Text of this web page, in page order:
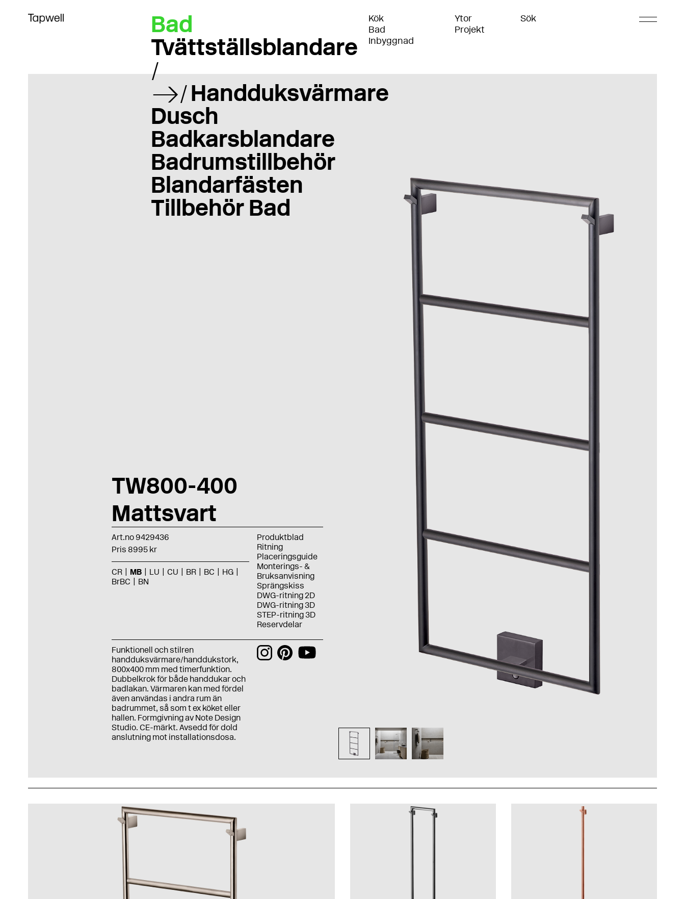
Bad
Tvättställsblandare
Handduksvärmare
Dusch
Badkarsblandare
Badrumstillbehör
Blandarfästen
Tillbehör Bad
Kök
Bad
Inbyggnad
Ytor
Projekt
Sök
TW800-400
Mattsvart
Art.no 9429436
Pris 8995 kr
CR MB LU CU BR BC
HG
BrBC
BN
Produktblad
Ritning
Placeringsguide
Monterings- &
Bruksanvisning
Sprängskiss
DWG-ritning 2D
DWG-ritning 3D
STEP-ritning 3D
Reservdelar
Funktionell och stilren
handduksvärmare/handdukstork,
800x400 mm med timerfunktion.
Dubbelkrok för både handdukar och
badlakan. Värmaren kan med fördel
även användas i andra rum än
badrummet, så som t ex köket eller
hallen. Formgivning av Note Design
Studio. CE-märkt. Avsedd för dold
anslutning mot installationsdosa.